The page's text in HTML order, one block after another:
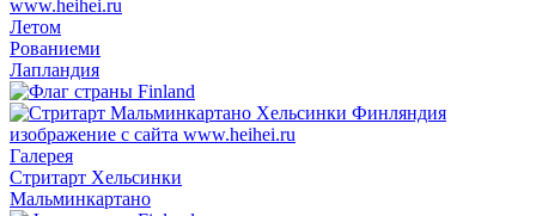
Летом
Рованиеми
Лапландия
Галерея
Стритарт Хельсинки
Мальминкартано